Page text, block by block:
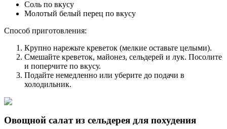
Соль по вкусу
Молотый белый перец по вкусу
Способ приготовления:
Крупно нарежьте креветок (мелкие оставьте целыми).
Смешайте креветок, майонез, сельдерей и лук. Посолите
и поперчите по вкусу.
Подайте немедленно или уберите до подачи в
холодильник.
Овощной салат из сельдерея для похудения